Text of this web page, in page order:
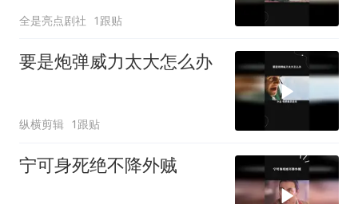
全是亮点剧社 1跟贴
要是炮弹威力太大怎么办
纵横剪辑 1跟贴
宁可身死绝不降外贼